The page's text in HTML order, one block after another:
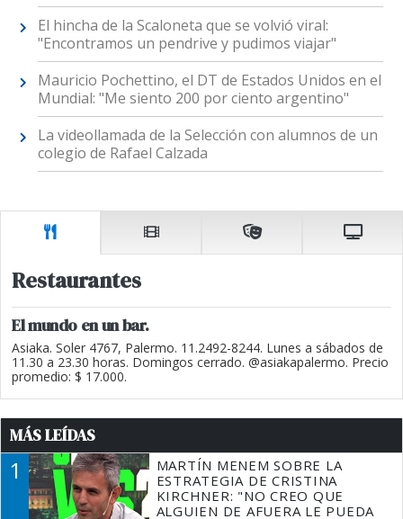
El hincha de la Scaloneta que se volvió viral:
"Encontramos un pendrive y pudimos viajar"
Mauricio Pochettino, el DT de Estados Unidos en el
Mundial: "Me siento 200 por ciento argentino"
La videollamada de la Selección con alumnos de un
colegio de Rafael Calzada
Restaurantes
El mundo en un bar.
Asiaka. Soler 4767, Palermo. 11.2492-8244. Lunes a sábados de
11.30 a 23.30 horas. Domingos cerrado. @asiakapalermo. Precio
promedio: $ 17.000.
MÁS LEÍDAS
1
MARTÍN MENEM SOBRE LA
ESTRATEGIA DE CRISTINA
KIRCHNER: "NO CREO QUE
ALGUIEN DE AFUERA LE PUEDA